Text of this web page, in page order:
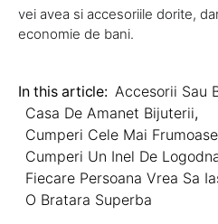
vei avea si accesoriile dorite,
economie de bani.
In this article: Accesorii Sau
Casa De Amanet Bijuterii,
Cumperi Cele Mai
Cumperi Un Inel De
Fiecare Persoana Vrea Sa
O Bratara Superba